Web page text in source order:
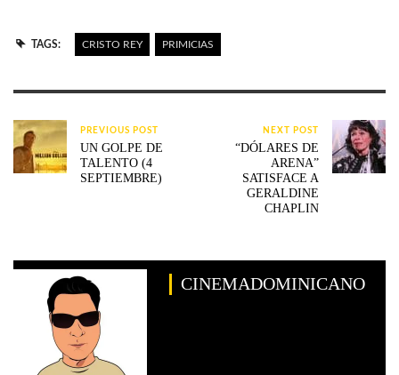
TAGS: CRISTO REY PRIMICIAS
PREVIOUS POST
UN GOLPE DE
TALENTO (4
SEPTIEMBRE)
NEXT POST
“DÓLARES DE
ARENA”
SATISFACE A
GERALDINE
CHAPLIN
CINEMADOMINICANO